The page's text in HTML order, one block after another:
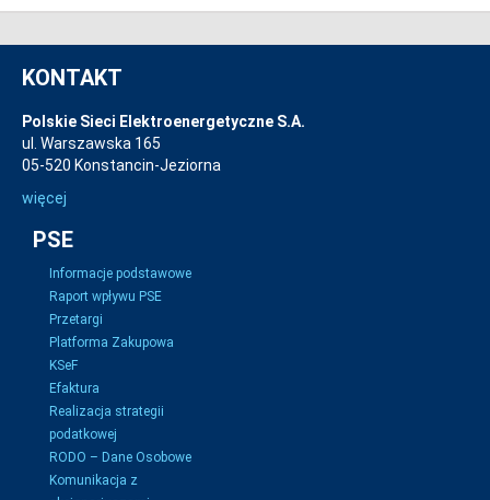
KONTAKT
Polskie Sieci Elektroenergetyczne S.A.
ul. Warszawska 165
05-520 Konstancin-Jeziorna
więcej
PSE
Informacje podstawowe
Raport wpływu PSE
Przetargi
Platforma Zakupowa
KSeF
Efaktura
Realizacja strategii
podatkowej
RODO – Dane Osobowe
Komunikacja z